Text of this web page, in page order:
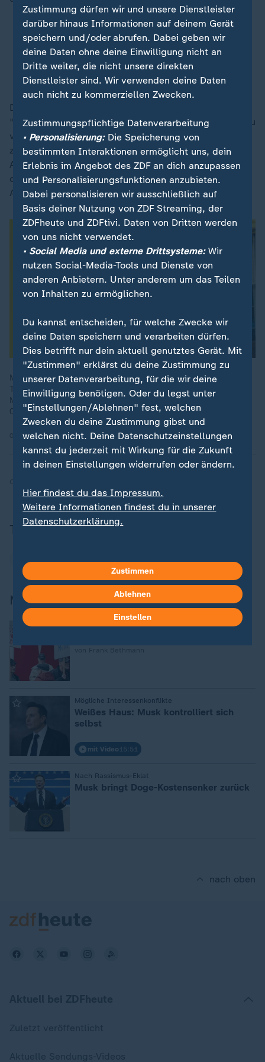
Absatzzahlen brechen ein: Teslas hausgemachte
Krise
Protest gegen Einsparungen: Mitarbeiter von
Musks Doge-Behörde kündigen
Die Organisatoren der landesweiten Protestaktion
"Tesla Takedown" riefen auch dazu auf, Tesla-Aktien zu
verkaufen. Von Tesla und dem US-Präsidialamt lagen
zunächst keine Stellungnahmen vor. Seit Trumps
Amtsantritt am 20. Januar haben mindestens 100.000
der 2,3 Millionen Bundesangestellten in den USA
Abfindungen akzeptiert oder wurden entlassen.
Mit Hilfe der Tech-Giganten aus dem Silicon Valley hat Donald
Trump das Weiße Haus zurückerobert. Wer sind diese
Milliardäre? Was wollen sie erreichen? Aktualisiert am
04.03.2025.
04.03.2025 | 44:05 min
Thema
Mehr zu Elon Musk und Tesla
Absatzzahlen brechen ein
Mögliche Interessenkonflikte
Weißes Haus: Musk kontrolliert sich
selbst
mit Video 15:51
Nach Rassismus-Eklat
:
Musk bringt Doge-Kostensenker zurück
nach oben
Zustimmung dürfen wir und unsere Dienstleister
darüber hinaus Informationen auf deinem Gerät
speichern und/oder abrufen. Dabei geben wir
deine Daten ohne deine Einwilligung nicht an
Dritte weiter, die nicht unsere direkten
Dienstleister sind. Wir verwenden deine Daten
auch nicht zu kommerziellen Zwecken.
Zustimmungspflichtige Datenverarbeitung
• Personalisierung:Die Speicherung von
bestimmten Interaktionen ermöglicht uns, dein
Erlebnis im Angebot des ZDF an dich anzupassen
und Personalisierungsfunktionen anzubieten.
Dabei personalisieren wir ausschließlich auf
Basis deiner Nutzung von ZDF Streaming, der
ZDFheute und ZDFtivi. Daten von Dritten werden
von uns nicht verwendet.
• Social Media und externe Drittsysteme:Wir
nutzen Social-Media-Tools und Dienste von
anderen Anbietern. Unter anderem um das Teilen
von Inhalten zu ermöglichen.
Du kannst entscheiden, für welche Zwecke wir
deine Daten speichern und verarbeiten dürfen.
Dies betrifft nur dein aktuell genutztes Gerät. Mit
"Zustimmen" erklärst du deine Zustimmung zu
unserer Datenverarbeitung, für die wir deine
Einwilligung benötigen. Oder du legst unter
"Einstellungen/Ablehnen" fest, welchen
Zwecken du deine Zustimmung gibst und
welchen nicht. Deine Datenschutzeinstellungen
kannst du jederzeit mit Wirkung für die Zukunft
in deinen Einstellungen widerrufen oder ändern.
Hier findest du das Impressum.
Weitere Informationen findest du in unserer
Datenschutzerklärung.
Zustimmen
Ablehnen
Einstellen